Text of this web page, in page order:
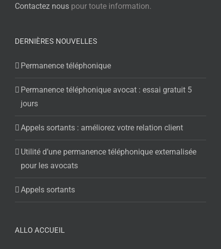
Contactez nous pour toute information.
DERNIÈRES NOUVELLES
Permanence téléphonique
Permanence téléphonique avocat : essai gratuit 5
jours
Appels sortants : améliorez votre relation client
Utilité d’une permanence téléphonique externalisée
pour les avocats
Appels sortants
ALLO ACCUEIL